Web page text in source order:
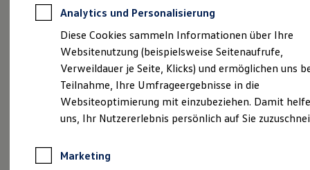
Autokredit mit Schlussrate
Versicherungen und Garantien
Kfz-Versicherung
Restschuldversicherungen
Garantien
Wartungsverträge
Geschäftskunden
Professional Class bei Volkswagen
Großkunden
Behörden
Anpfiff zum Gewinn
Impressum & Rechtliches
Analytics und Personalisierung
Diese Cookies sammeln Informationen über Ihre
Websitenutzung (beispielsweise Seitenaufrufe,
Verweildauer je Seite, Klicks) und ermöglichen uns
Teilnahme, Ihre Umfrageergebnisse in die
Websiteoptimierung mit einzubeziehen. Damit
uns, Ihr Nutzererlebnis persönlich auf Sie
Marketing